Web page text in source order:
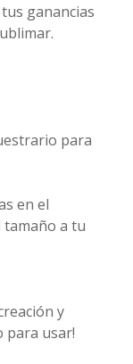
ganancias
para
en el
tamaño a tu
y
para usar!